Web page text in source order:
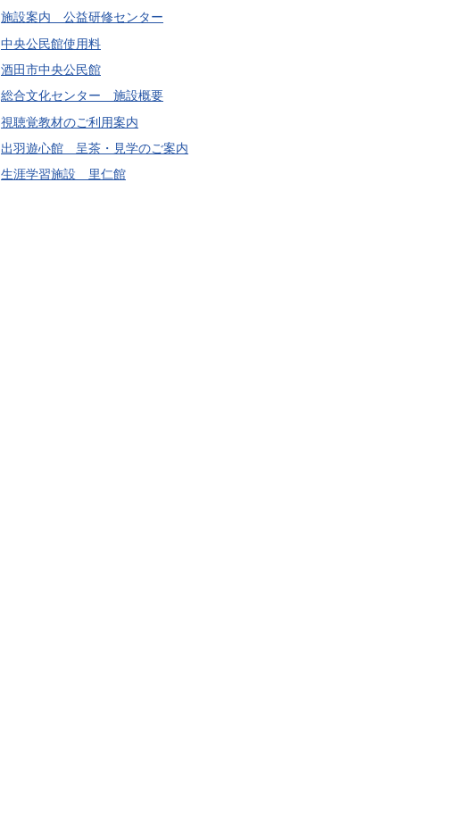
施設案内 公益研修センター
中央公民館使用料
酒田市中央公民館
総合文化センター 施設概要
視聴覚教材のご利用案内
出羽遊心館 呈茶・見学のご案内
生涯学習施設 里仁館